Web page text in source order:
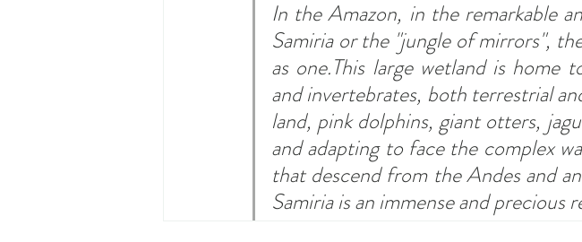
In the Amazon, in the remarkable
Samiria or the "jungle of mirrors",
as one.This large wetland is home
and invertebrates, both terrestrial
land, pink dolphins, giant otters,
and adapting to face the complex
that descend from the Andes and
Samiria is an immense and precious